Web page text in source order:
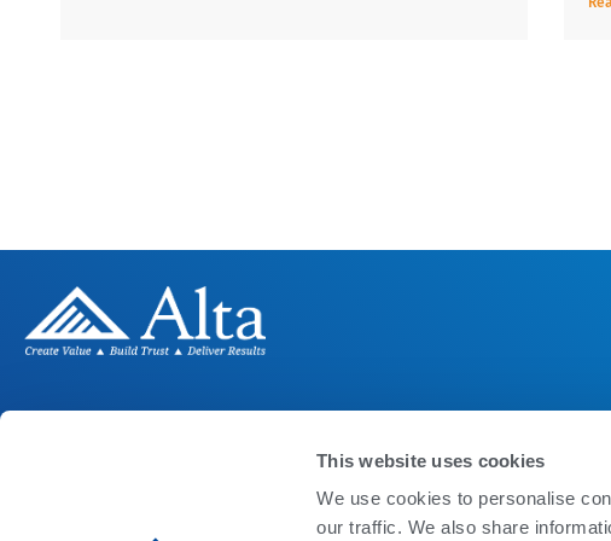
This website uses cookies
We use cookies to personalise
our traffic. We also share
BEEF X DAIRY
ALTA COW WATCH
RUMILIFE CAL24